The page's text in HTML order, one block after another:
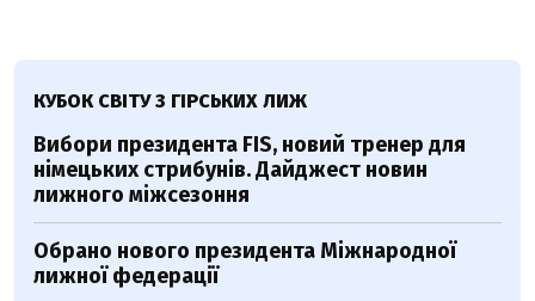
КУБОК СВІТУ З ГІРСЬКИХ ЛИЖ
Вибори президента FIS, новий тренер для
німецьких стрибунів. Дайджест новин
лижного міжсезоння
Обрано нового президента Міжнародної
лижної федерації